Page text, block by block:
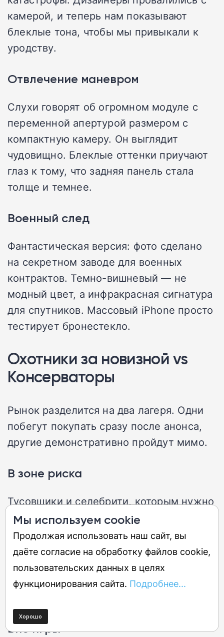
камерой, и теперь нам показывают
блеклые тона, чтобы мы привыкали к
уродству.
Отвлечение маневром
Слухи говорят об огромном модуле с
переменной апертурой размером с
компактную камеру. Он выглядит
чудовищно. Блеклые оттенки приучают
глаз к тому, что задняя панель стала
толще и темнее.
Военный след
Фантастическая версия: фото сделано
на секретном заводе для военных
контрактов. Темно-вишневый — не
модный цвет, а инфракрасная сигнатура
для спутников. Массовый iPhone просто
тестирует бронестекло.
Охотники за новизной vs
Консерваторы
Рынок разделится на два лагеря. Одни
побегут покупать сразу после анонса,
другие демонстративно пройдут мимо.
В зоне риска
Тусовщики и селебрити, которым нужно
визуально отличить iPhone 18 от 17 в
ресторане. Темно-вишневый для них —
статус «я успел первым».
Коллекционеры спецверсий тоже будут
брать, даже если цвет окажется
Вне игры
Мы используем cookie
Продолжая использовать наш сайт, вы
даёте согласие на обработку файлов cookie,
пользовательских данных в целях
функционирования сайта. Подробнее...